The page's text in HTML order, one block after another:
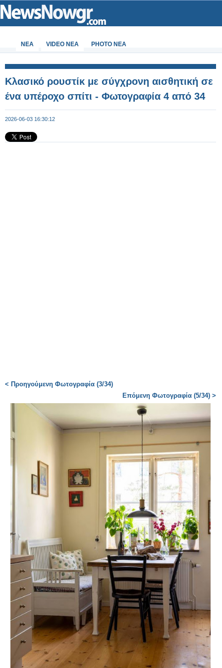
ΝΕΑ VIDEO NEA PHOTO NEA
Κλασικό ρουστίκ με σύγχρονη αισθητική σε
ένα υπέροχο σπίτι - Φωτογραφία 4 από 34
2026-06-03 16:30:12
< Προηγούμενη Φωτογραφία (3/34)
Επόμενη Φωτογραφία (5/34) >